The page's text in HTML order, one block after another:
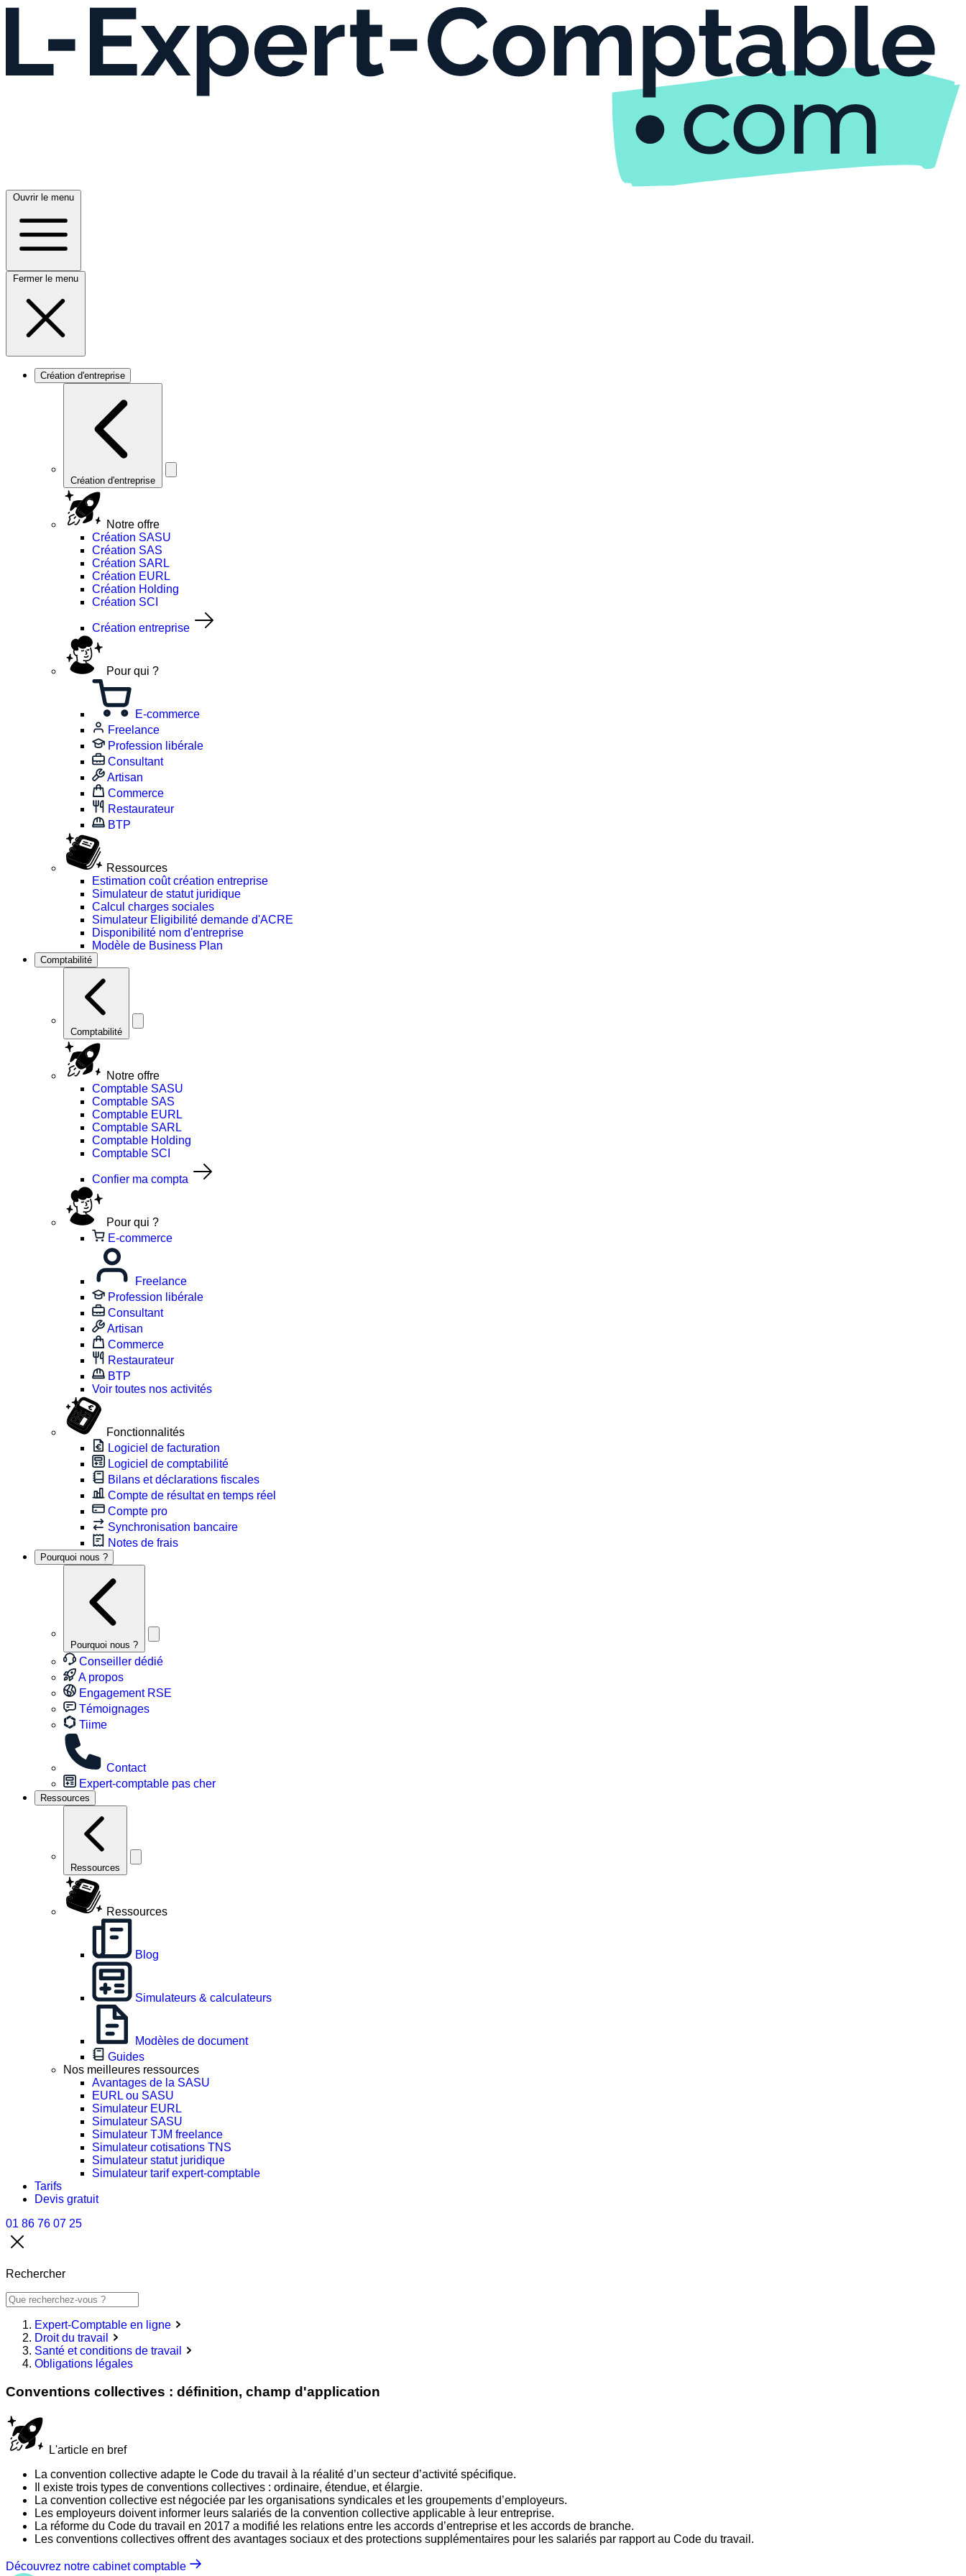
Ouvrir le menu
Fermer le menu
Création d'entreprise
Création d'entreprise
Notre offre
Création SASU
Création SAS
Création SARL
Création EURL
Création Holding
Création SCI
Création entreprise
Pour qui ?
E-commerce
Freelance
Profession libérale
Consultant
Artisan
Commerce
Restaurateur
BTP
Ressources
Estimation coût création entreprise
Simulateur de statut juridique
Calcul charges sociales
Simulateur Eligibilité demande d'ACRE
Disponibilité nom d'entreprise
Modèle de Business Plan
Comptabilité
Comptabilité
Notre offre
Comptable SASU
Comptable SAS
Comptable EURL
Comptable SARL
Comptable Holding
Comptable SCI
Confier ma compta
Pour qui ?
E-commerce
Freelance
Profession libérale
Consultant
Artisan
Commerce
Restaurateur
BTP
Voir toutes nos activités
Fonctionnalités
Logiciel de facturation
Logiciel de comptabilité
Bilans et déclarations fiscales
Compte de résultat en temps réel
Compte pro
Synchronisation bancaire
Notes de frais
Pourquoi nous ?
Pourquoi nous ?
Conseiller dédié
A propos
Engagement RSE
Témoignages
Tiime
Contact
Expert-comptable pas cher
Ressources
Ressources
Ressources
Blog
Simulateurs & calculateurs
Modèles de document
Guides
Nos meilleures ressources
Avantages de la SASU
EURL ou SASU
Simulateur EURL
Simulateur SASU
Simulateur TJM freelance
Simulateur cotisations TNS
Simulateur statut juridique
Simulateur tarif expert-comptable
Tarifs
Devis gratuit
01 86 76 07 25
Rechercher
Expert-Comptable en ligne
Droit du travail
Santé et conditions de travail
Obligations légales
Conventions collectives : définition, champ d'application
L'article en bref
La convention collective adapte le Code du travail à la réalité d’un secteur d’activité spécifique.
Il existe trois types de conventions collectives : ordinaire, étendue, et élargie.
La convention collective est négociée par les organisations syndicales et les groupements d’employeurs.
Les employeurs doivent informer leurs salariés de la convention collective applicable à leur entreprise.
La réforme du Code du travail en 2017 a modifié les relations entre les accords d’entreprise et les accords de branche.
Les conventions collectives offrent des avantages sociaux et des protections supplémentaires pour les salariés par rapport au Code du travail.
Découvrez notre cabinet comptable